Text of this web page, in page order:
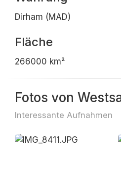
Dirham (MAD)
Fläche
266000 km²
Fotos von
Interessante Aufnahmen